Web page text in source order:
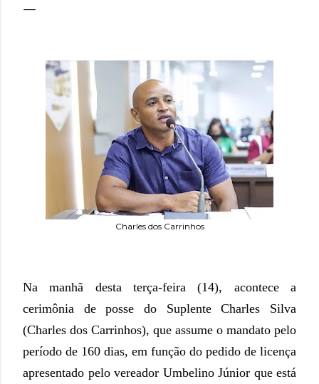
Charles dos Carrinhos
Na manhã desta terça-feira (14), acontece a
cerimônia de posse do Suplente Charles Silva
(Charles dos Carrinhos), que assume o mandato pelo
período de 160 dias, em função do pedido de licença
apresentado pelo vereador Umbelino Júnior que está